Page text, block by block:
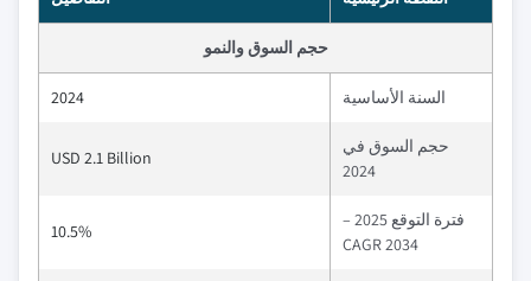
حجم السوق والنمو
السنة الأساسية 2024
حجم السوق في
2024
USD 2.1 Billion
فترة التوقع 2025 –
2034 CAGR
10.5%